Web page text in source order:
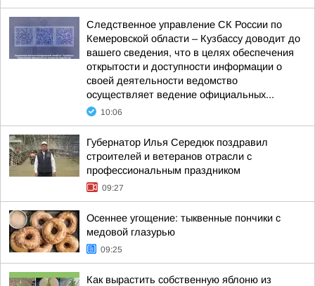
Следственное управление СК России по
Кемеровской области – Кузбассу доводит до
вашего сведения, что в целях обеспечения
открытости и доступности информации о
своей деятельности ведомство
осуществляет ведение официальных...
10:06
Губернатор Илья Середюк поздравил
строителей и ветеранов отрасли с
профессиональным праздником
09:27
Осеннее угощение: тыквенные пончики с
медовой глазурью
09:25
Как вырастить собственную яблоню из